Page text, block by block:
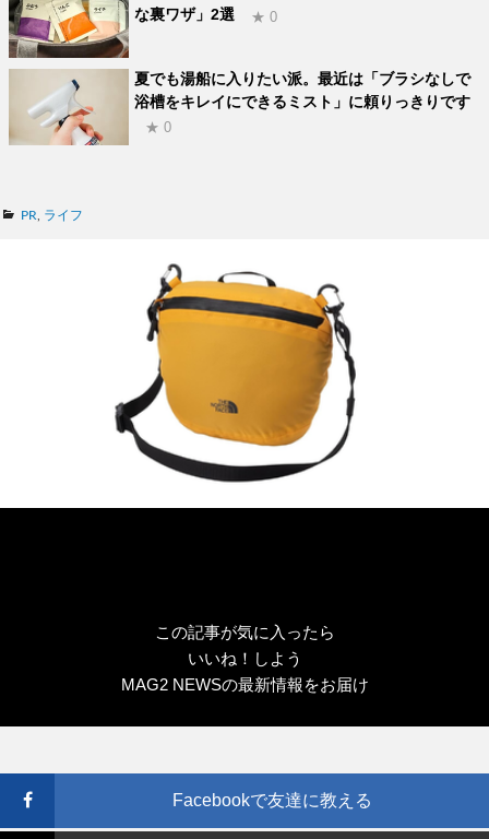
な裏ワザ」2選 ★ 0
夏でも湯船に入りたい派。最近は「ブラシなしで
浴槽をキレイにできるミスト」に頼りっきりです
★ 0
カ
PR ライフ
この記事が気に入ったら
いいね！しよう
MAG2 NEWSの最新情報をお届け
Facebookで友達に教える